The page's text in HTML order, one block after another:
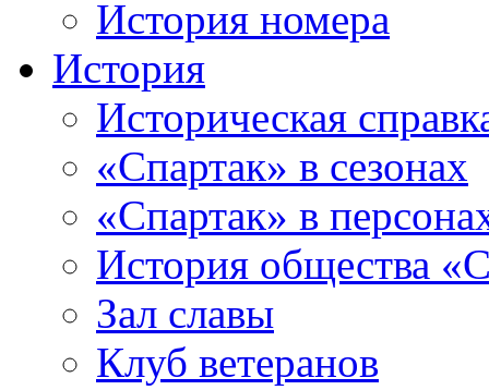
История номера
История
Историческая
«Спартак» в сезонах
«Спартак» в
История общества
Зал славы
Клуб ветеранов